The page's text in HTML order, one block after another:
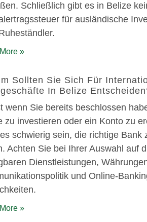
Schließlich gibt es in Belize
für ausländische
»
Sollten Sie Sich Für
In Belize
wenn Sie bereits beschlossen
zu investieren oder ein Konto zu
schwierig sein, die richtige Bank
Achten Sie bei Ihrer Auswahl auf
Dienstleistungen,
und Online-
»